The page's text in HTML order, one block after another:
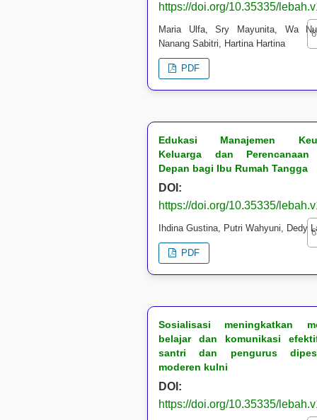
https://doi.org/10.35335/
Maria Ulfa, Sry Mayunita, Wa
Nanang Sabitri, Hartina Hartina
PDF
Edukasi Manajemen
Keluarga dan Perencanaan
Depan bagi Ibu Rumah Tangga
DOI:
https://doi.org/10.35335/
Ihdina Gustina, Putri Wahyuni, Dedy
PDF
Sosialisasi meningkatkan
belajar dan komunikasi
santri dan pengurus
moderen kulni
DOI:
https://doi.org/10.35335/